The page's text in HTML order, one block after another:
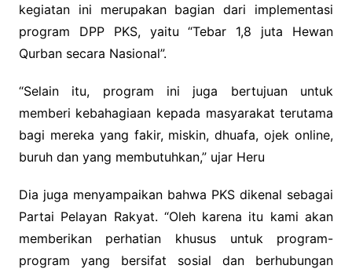
kegiatan ini merupakan bagian dari implementasi
program DPP PKS, yaitu “Tebar 1,8 juta Hewan
Qurban secara Nasional”.
“Selain itu, program ini juga bertujuan untuk
memberi kebahagiaan kepada masyarakat terutama
bagi mereka yang fakir, miskin, dhuafa, ojek online,
buruh dan yang membutuhkan,” ujar Heru
Dia juga menyampaikan bahwa PKS dikenal sebagai
Partai Pelayan Rakyat. “Oleh karena itu kami akan
memberikan perhatian khusus untuk program-
program yang bersifat sosial dan berhubungan